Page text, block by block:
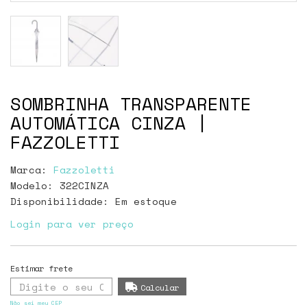
SOMBRINHA TRANSPARENTE
AUTOMÁTICA CINZA |
FAZZOLETTI
Marca: Fazzoletti
Modelo: 322CINZA
Disponibilidade: Em estoque
Login para ver preço
Não sei meu CEP